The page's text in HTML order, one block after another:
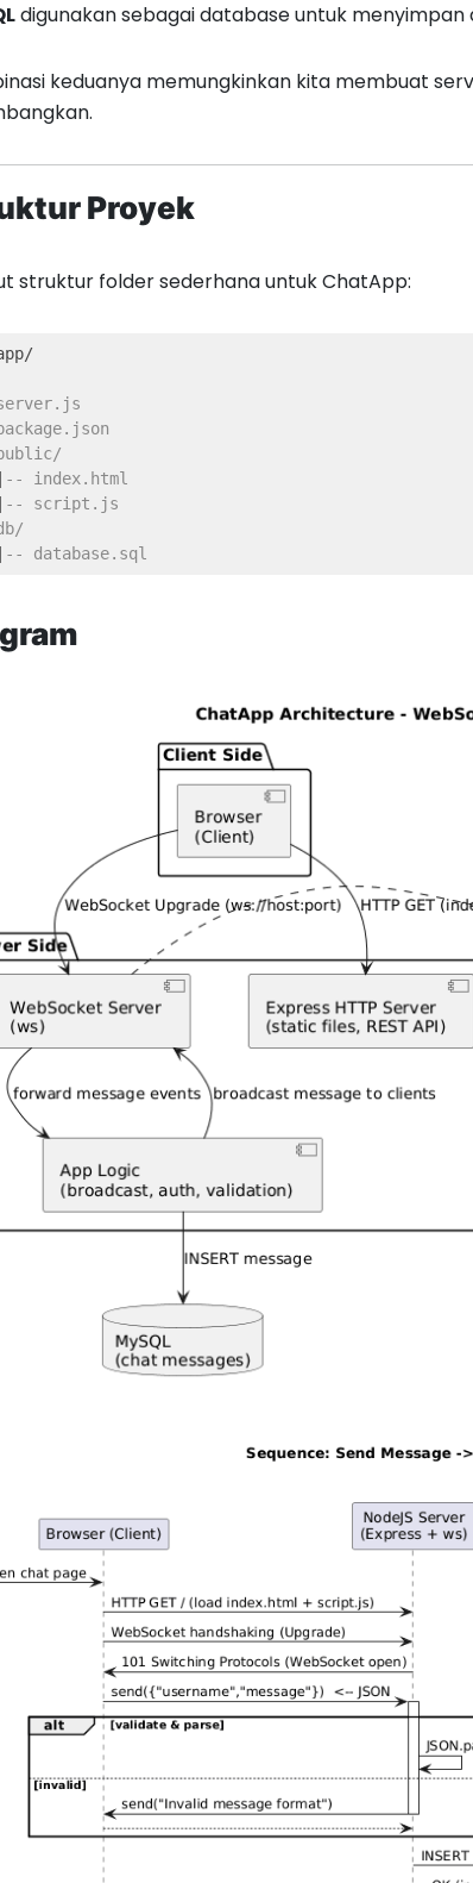
digunakan sebagai database untuk
keduanya memungkinkan kita membuat
Proyek
struktur folder sederhana untuk ChatApp:
-- index.html
-- script.js
-- database.sql